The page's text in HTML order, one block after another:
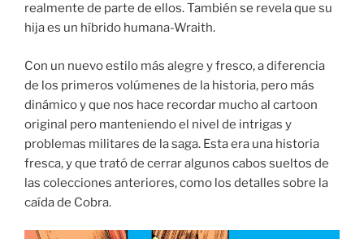
realmente de parte de ellos. También se revela que su
hija es un híbrido humana-Wraith.
Con un nuevo estilo más alegre y fresco, a diferencia
de los primeros volúmenes de la historia, pero más
dinámico y que nos hace recordar mucho al cartoon
original pero manteniendo el nivel de intrigas y
problemas militares de la saga. Esta era una historia
fresca, y que trató de cerrar algunos cabos sueltos de
las colecciones anteriores, como los detalles sobre la
caída de Cobra.